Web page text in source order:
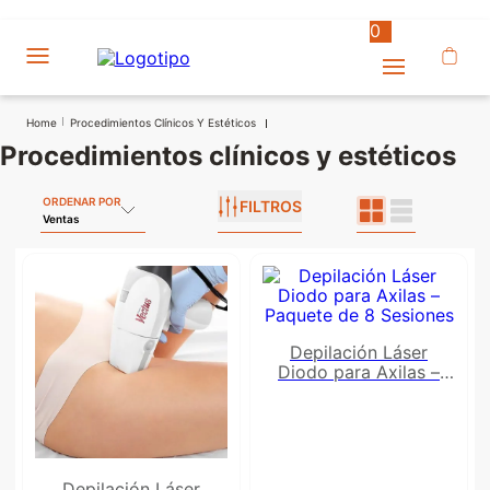
0
Procedimientos Clínicos Y Estéticos
procedimientos clínicos y estéticos
ORDENAR POR
Ventas
FILTROS
Depilación Láser
Diodo para Axilas –